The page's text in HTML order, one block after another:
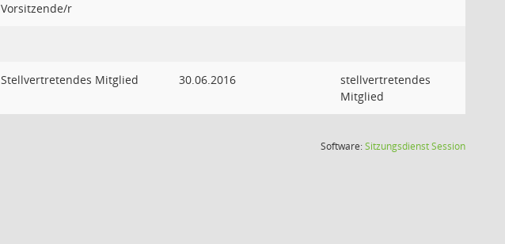
Vorsitzende/r
Stellvertretendes Mitglied 30.06.2016
stellvertretendes
Mitglied
Software:SitzungsdienstSession(Wird in